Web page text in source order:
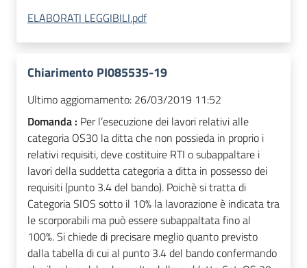
ELABORATI LEGGIBILI.pdf
Chiarimento PI085535-19
Ultimo aggiornamento: 26/03/2019 11:52
Domanda : Per l’esecuzione dei lavori relativi alle
categoria OS30 la ditta che non possieda in proprio i
relativi requisiti, deve costituire RTI o subappaltare i
lavori della suddetta categoria a ditta in possesso dei
requisiti (punto 3.4 del bando). Poichè si tratta di
Categoria SIOS sotto il 10% la lavorazione è indicata tra
le scorporabili ma può essere subappaltata fino al
100%. Si chiede di precisare meglio quanto previsto
dalla tabella di cui al punto 3.4 del bando confermando